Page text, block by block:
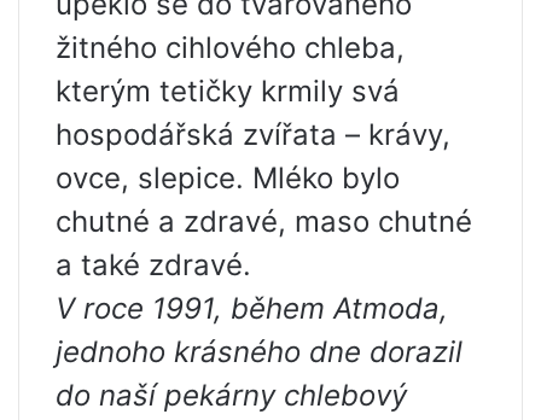
žitného cihlového chleba,
kterým tetičky krmily svá
hospodářská zvířata – krávy,
ovce, slepice. Mléko bylo
chutné a zdravé, maso chutné
a také zdravé.
V roce 1991, během Atmoda,
jednoho krásného dne dorazil
do naší pekárny chlebový